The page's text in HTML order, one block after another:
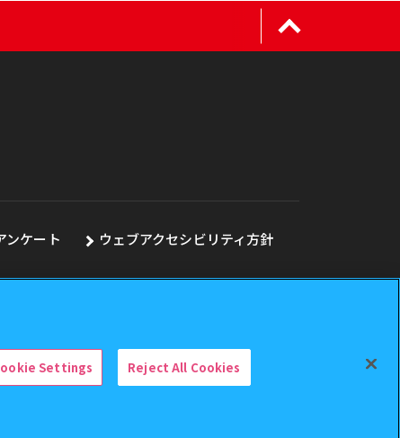
ンケート
ウェブアクセシビリティ方針
Settings Reject All Cookies